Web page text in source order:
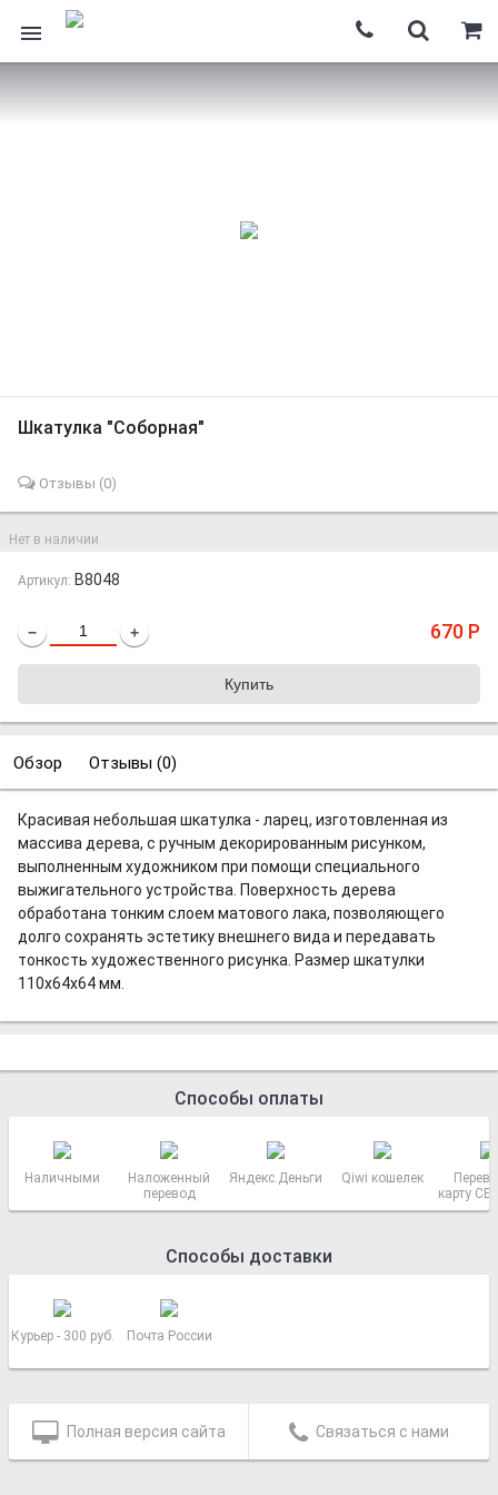
Шкатулка "Соборная"
Отзывы (0)
Нет в наличии
Артикул: B8048
− + 670 Р
Обзор Отзывы (0)
Красивая небольшая шкатулка - ларец, изготовленная из
массива дерева, с ручным декорированным рисунком,
выполненным художником при помощи специального
выжигательного устройства. Поверхность дерева
обработана тонким слоем матового лака, позволяющего
долго сохранять эстетику внешнего вида и передавать
тонкость художественного рисунка. Размер шкатулки
110х64х64 мм.
Способы оплаты
Наличными
Наложенный
перевод
Яндекс.Деньги Qiwi кошелек
карту
Способы доставки
Курьер - 300 руб. Почта России
Полная версия сайта Связаться с нами